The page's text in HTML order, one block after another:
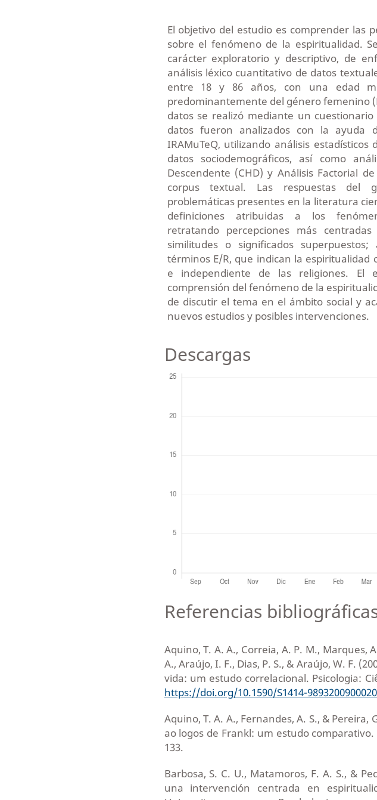
El objetivo del estudio es comprender las
sobre el fenómeno de la espiritualidad.
carácter exploratorio y descriptivo, de
análisis léxico cuantitativo de datos
entre 18 y 86 años, con una edad
predominantemente del género femenino
datos se realizó mediante un
datos fueron analizados con la ayuda
IRAMuTeQ, utilizando análisis
datos sociodemográficos, así como
Descendente (CHD) y Análisis Factorial
corpus textual. Las respuestas del
problemáticas presentes en la literatura
definiciones atribuidas a los
retratando percepciones más
similitudes o significados
términos E/R, que indican la espiritualidad
e independiente de las religiones. El
comprensión del fenómeno de la
de discutir el tema en el ámbito social y
nuevos estudios y posibles intervenciones.
Descargas
Referencias
Aquino, T. A. A., Correia, A. P. M., Marques,
A., Araújo, I. F., Dias, P. S., & Araújo, W. F.
vida: um estudo correlacional. Psicologia:
https://doi.org/10.1590/S1414-
Aquino, T. A. A., Fernandes, A. S., & Pereira,
ao logos de Frankl: um estudo comparativo.
133.
Barbosa, S. C. U., Matamoros, F. A. S., &
una intervención centrada en